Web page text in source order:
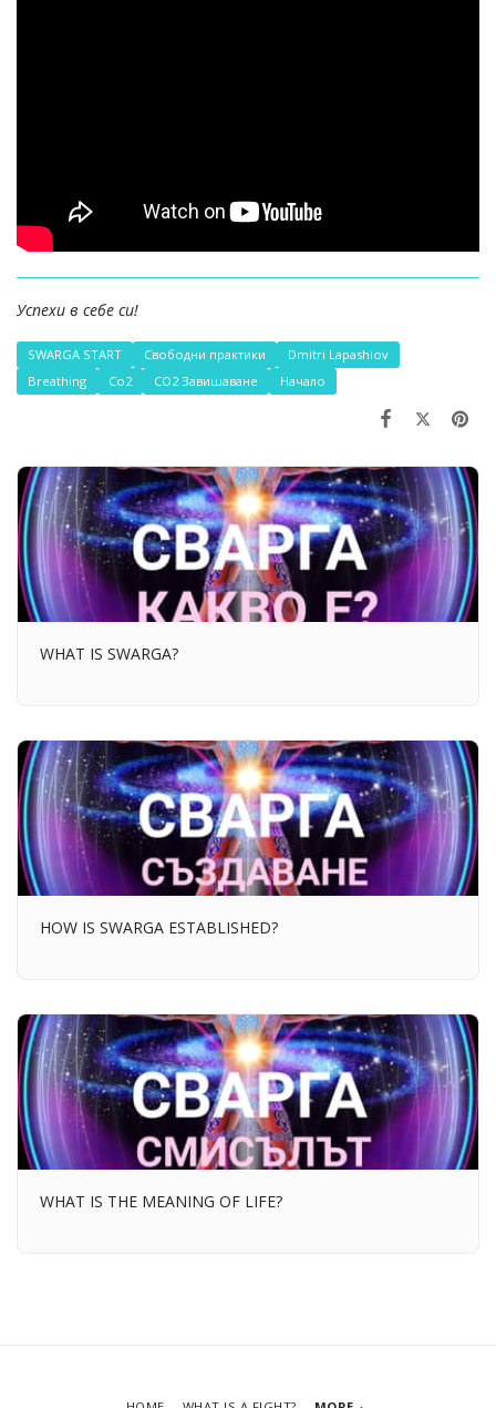
Успехи в себе си!
SWARGA START Свободни практики
Dmitri Lapashiov
Breathing
Co2 СО2 Завишаване Начало
WHAT IS SWARGA?
HOW IS SWARGA ESTABLISHED?
WHAT IS THE MEANING OF LIFE?